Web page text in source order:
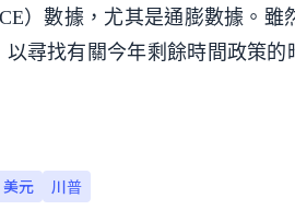
）數據，尤其是通膨數據。
尋找有關今年剩餘時間政策的
美元 川普